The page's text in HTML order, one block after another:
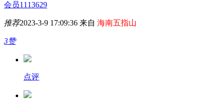
会员1113629
推荐2023-3-9 17:09:36 来自 海南五指山
3赞
点评